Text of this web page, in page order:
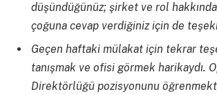
düşündüğünüz; şirket ve rol
çoğuna cevap verdiğiniz için de
Geçen haftaki mülakat için tekrar
tanışmak ve ofisi görmek harikaydı.
Direktörlüğü pozisyonunu